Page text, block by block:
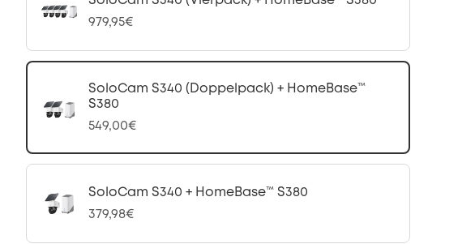
979,95€
SoloCam S340 (Doppelpack) + HomeBase™
S380
549,00€
SoloCam S340 + HomeBase™ S380
379,98€